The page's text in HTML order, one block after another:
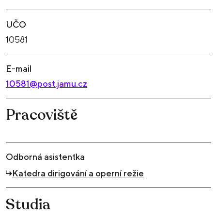
UČO
10581
E-mail
10581@post.jamu.cz
Pracoviště
Odborná asistentka
Katedra dirigování a operní režie
Studia